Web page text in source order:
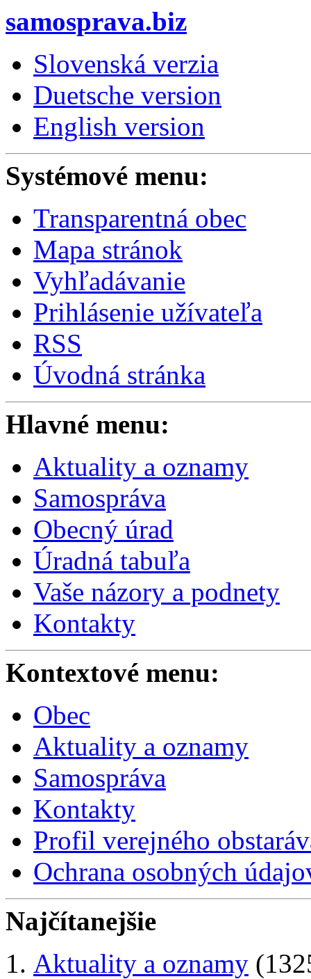
samosprava.biz
Slovenská verzia
Duetsche version
English version
Systémové menu:
Transparentná obec
Mapa stránok
Vyhľadávanie
Prihlásenie užívateľa
RSS
Úvodná stránka
Hlavné menu:
Aktuality a oznamy
Samospráva
Obecný úrad
Úradná tabuľa
Vaše názory a podnety
Kontakty
Kontextové menu:
Obec
Aktuality a oznamy
Samospráva
Kontakty
Profil verejného
Ochrana osobných
Najčítanejšie
Aktuality a oznamy